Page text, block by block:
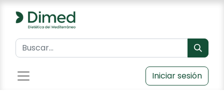
Iniciar sesión